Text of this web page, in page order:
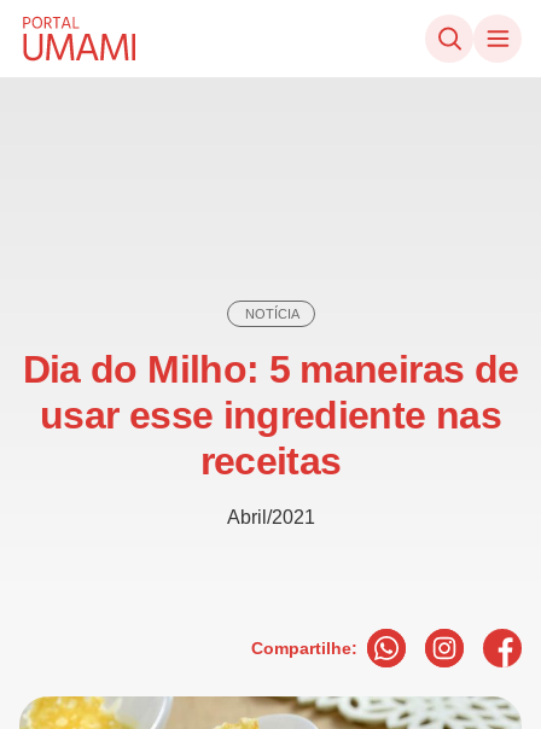
Ir direto ao conteúdo
NOTÍCIA
Dia do Milho: 5 maneiras de
usar esse ingrediente nas
receitas
Abril/2021
Compartilhe: